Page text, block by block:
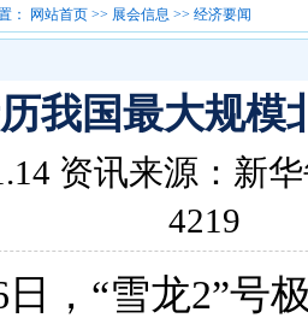
：
网站首页 >> 展会信息 >> 经济要闻
我国最大规模
资讯来源：新
4219
日，“雪龙2”号